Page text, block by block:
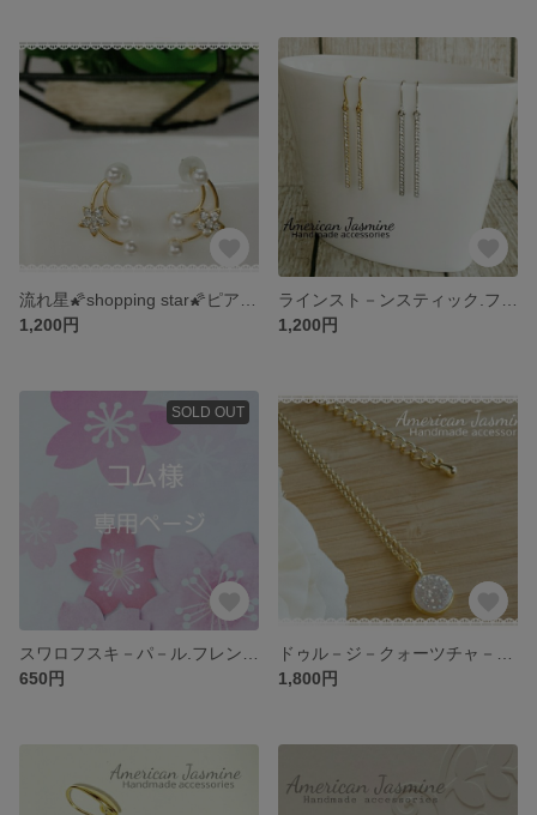
1,200円
1,200円
SOLD OUT
650円
1,800円